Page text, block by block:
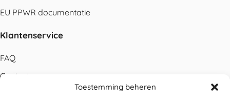
Toestemming beheren
EU PPWR documentatie
Klantenservice
FAQ
Contact